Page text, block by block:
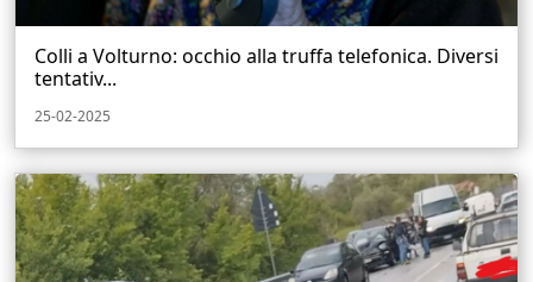
Colli a Volturno: occhio alla truffa telefonica. Diversi
tentativ...
25-02-2025